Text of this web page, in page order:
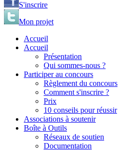
S'inscrire
Mon projet
Accueil
Accueil
Présentation
Qui sommes-nous ?
Participer au concours
Règlement du concours
Comment s'inscrire ?
Prix
10 conseils pour réussir
Associations à soutenir
Boîte à Outils
Réseaux de soutien
Documentation